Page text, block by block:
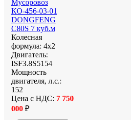
Мусоровоз
КО-456-03-01
DONGFENG
C80S 7 куб.м
Колесная
формула: 4х2
Двигатель:
ISF3.8S5154
Мощность
двигателя, л.с.:
152
Цена с НДС: 7 750
000 ₽